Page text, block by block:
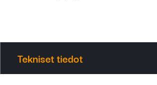
Tekniset tiedot